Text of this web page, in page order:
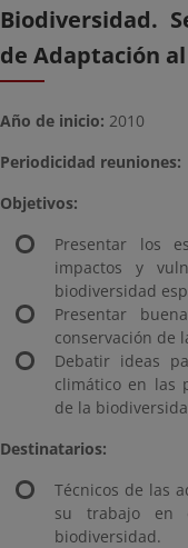
Biodiversidad.
de Adaptación
Año de inicio: 2010
Periodicidad reuniones:
Objetivos:
Presentar los
impactos y
biodiversidad
Presentar
conservación de
Debatir ideas
climático en las
de la
Destinatarios:
Técnicos de las
su trabajo en
biodiversidad.